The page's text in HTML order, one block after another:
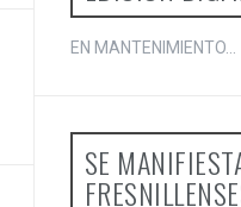
EN MANTENIMIENTO...
SE